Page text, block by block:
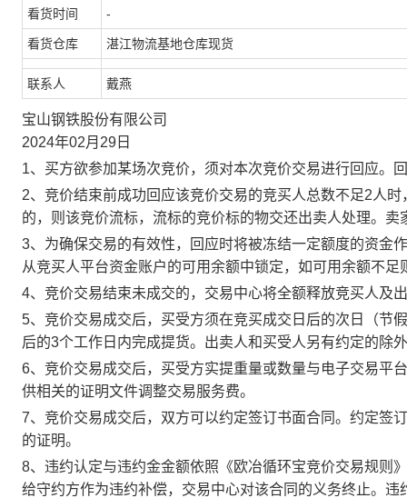
看货时间 -
看货仓库 湛江物流基地仓库现货
联系人 戴燕
宝山钢铁股份有限公司
2024年02月29日
1、买方欲参加某场次竞价，须对本次竞价交易进行回应。
2、竞价结束前成功回应该竞价交易的竞买人总数不足2人
的，则该竞价流标，流标的竞价标的物交还出卖人处理。
3、为确保交易的有效性，回应时将被冻结一定额度的资金
从竞买人平台资金账户的可用余额中锁定，如可用余额不足
4、竞价交易结束未成交的，交易中心将全额释放竞买人及
5、竞价交易成交后，买受方须在竞买成交日后的次日（节
后的3个工作日内完成提货。出卖人和买受人另有约定的除
6、竞价交易成交后，买受方实提重量或数量与电子交易平
供相关的证明文件调整交易服务费。
7、竞价交易成交后，双方可以约定签订书面合同。约定签
的证明。
8、违约认定与违约金金额依照《欧冶循环宝竞价交易规则
给守约方作为违约补偿，交易中心对该合同的义务终止。